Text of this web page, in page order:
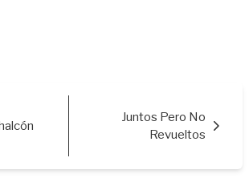
Juntos Pero No
Revueltos